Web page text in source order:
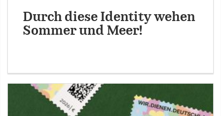
Durch diese Identity wehen
Sommer und Meer!